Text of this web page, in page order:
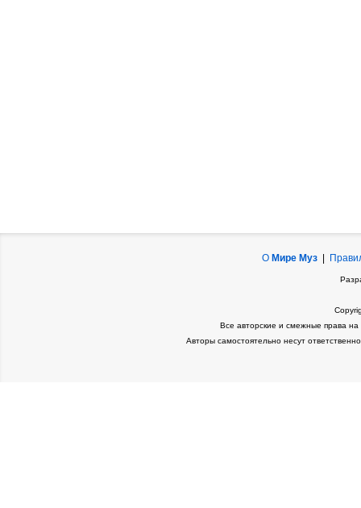
О Мире Муз|
Все авторские и смежные права
Авторы самостоятельно несут